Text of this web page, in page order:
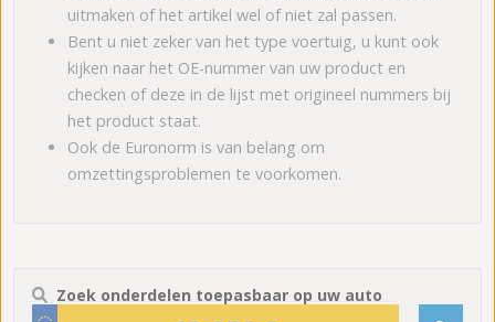
uitmaken of het artikel wel of niet zal passen.
Bent u niet zeker van het type voertuig, u kunt ook
kijken naar het OE-nummer van uw product en
checken of deze in de lijst met origineel nummers bij
het product staat.
Ook de Euronorm is van belang om
omzettingsproblemen te voorkomen.
Zoek onderdelen toepasbaar op uw auto